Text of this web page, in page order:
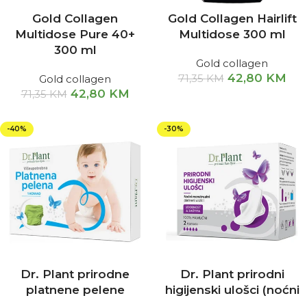
Gold Collagen
Multidose Pure 40+
300 ml
Gold collagen
71,35KM 42,80 KM
Gold Collagen Hairlift
Multidose 300 ml
Gold collagen
71,35KM 42,80 KM
-40%
Dr. Plant prirodne
platnene pelene
-30%
Dr. Plant prirodni
higijenski ulošci (noćni